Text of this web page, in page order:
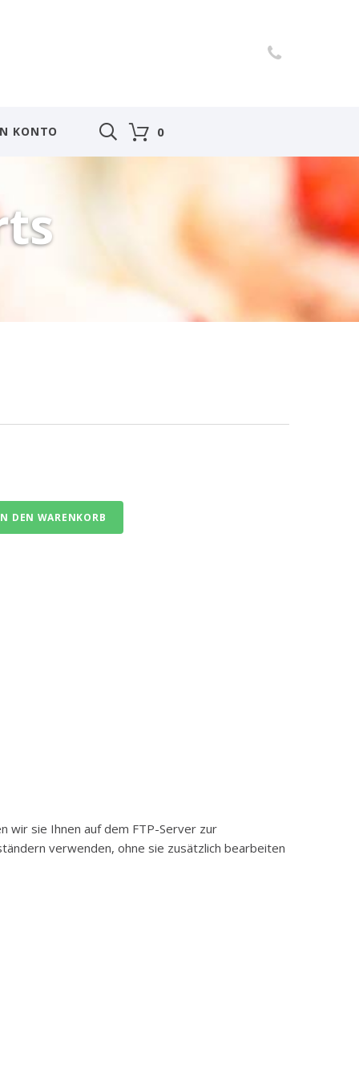
KONTO 0
DEN WARENKORB
wir sie Ihnen auf dem FTP-Server zur
verwenden, ohne sie zusätzlich bearbeiten